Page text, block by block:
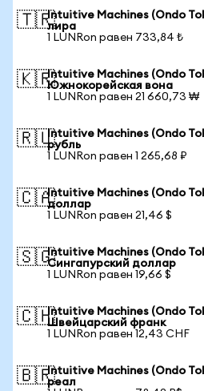
🇹🇷Intuitive Machines (Ondo
лира
1 LUNRon равен 733,84 ₺
🇰🇷Intuitive Machines (Ondo
Южнокорейская вона
1 LUNRon равен 21 660,73 ₩
🇷🇺Intuitive Machines (Ondo
рубль
1 LUNRon равен 1 265,68 ₽
🇨🇦Intuitive Machines (Ondo
доллар
1 LUNRon равен 21,46 $
🇸🇬Intuitive Machines (Ondo
Сингапурский доллар
1 LUNRon равен 19,66 $
🇨🇭Intuitive Machines (Ondo
Швейцарский франк
1 LUNRon равен 12,43 CHF
🇧🇷Intuitive Machines (Ondo
реал